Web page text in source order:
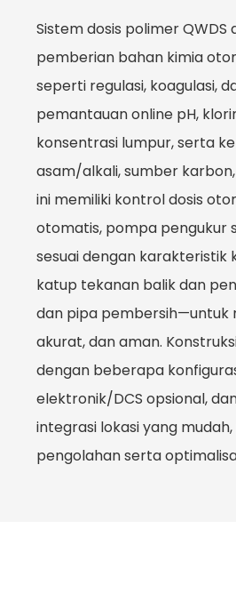
Sistem dosis polimer
pemberian bahan kimia
seperti regulasi, koagulasi,
pemantauan online pH,
konsentrasi lumpur, serta
asam/alkali, sumber
ini memiliki kontrol dosis
otomatis, pompa pengukur
sesuai dengan
katup tekanan balik dan
dan pipa pembersih—untuk
akurat, dan aman.
dengan beberapa
elektronik/DCS opsional,
integrasi lokasi yang
pengolahan serta